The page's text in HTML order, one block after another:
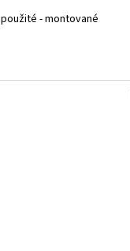
použité - montované